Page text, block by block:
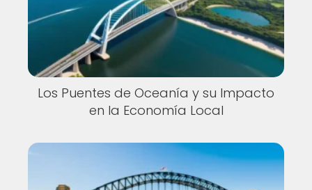
Los Puentes de Oceanía y su Impacto
en la Economía Local